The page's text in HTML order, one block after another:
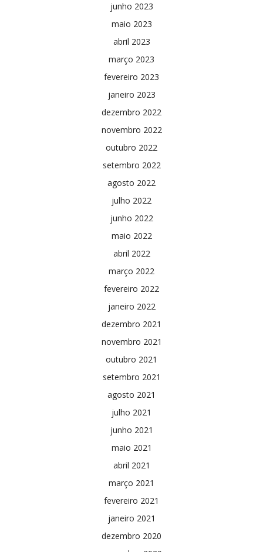
junho 2023
maio 2023
abril 2023
março 2023
fevereiro 2023
janeiro 2023
dezembro 2022
novembro 2022
outubro 2022
setembro 2022
agosto 2022
julho 2022
junho 2022
maio 2022
abril 2022
março 2022
fevereiro 2022
janeiro 2022
dezembro 2021
novembro 2021
outubro 2021
setembro 2021
agosto 2021
julho 2021
junho 2021
maio 2021
abril 2021
março 2021
fevereiro 2021
janeiro 2021
dezembro 2020